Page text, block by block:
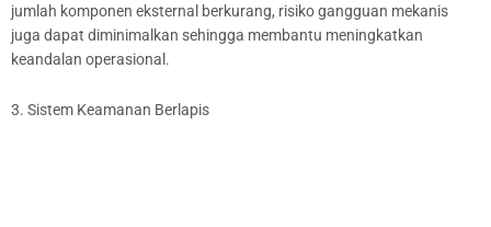
jumlah komponen eksternal berkurang, risiko gangguan mekanis
juga dapat diminimalkan sehingga membantu meningkatkan
keandalan operasional.
3. Sistem Keamanan Berlapis